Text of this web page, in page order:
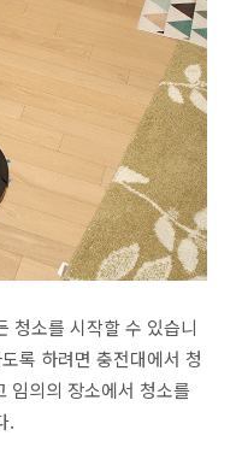
청소를 시작할 수 있습니
록 하려면 충전대에서 청
임의의 장소에서 청소를
.